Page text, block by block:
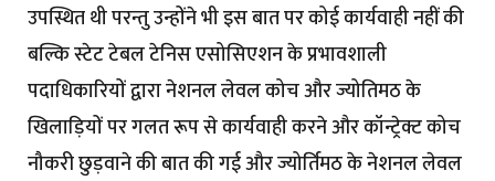
उपस्थित थी परन्तु उन्होंने भी इस बात पर कोई कार्यवाही नहीं की
बल्कि स्टेट टेबल टेनिस एसोसिएशन के प्रभावशाली
पदाधिकारियों द्वारा नेशनल लेवल कोच और ज्योतिमठ के
खिलाड़ियों पर गलत रूप से कार्यवाही करने और कॉन्ट्रेक्ट कोच
नौकरी छुड़वाने की बात की गई और ज्योर्तिमठ के नेशनल लेवल